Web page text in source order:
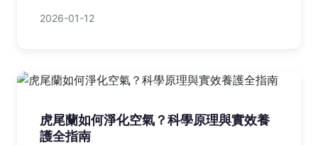
2026-01-12
虎尾蘭如何淨化空氣？科學原理與實效養
護全指南